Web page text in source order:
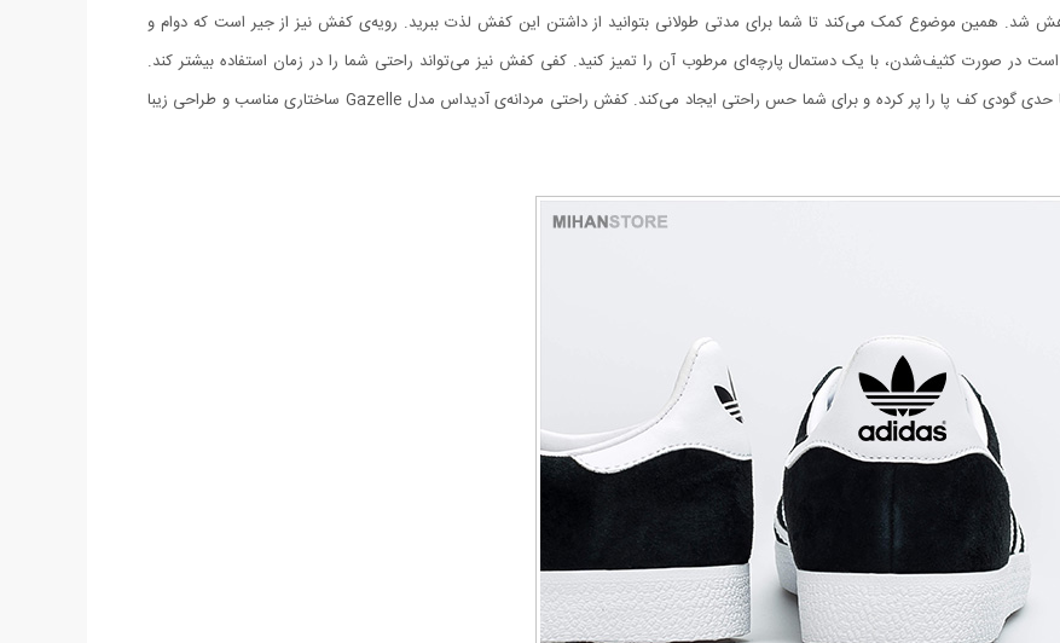
شد. همین موضوع کمک می‌کند تا شما برای مدتی طولانی بتوانید از داشتن این کفش لذت ببرید. رویه‌ی کفش نیز از جیر است که دوام و
در صورت کثیف‌شدن، با یک دستمال پارچه‌ای مرطوب آن را تمیز کنید. کفی کفش نیز می‌تواند راحتی شما را در زمان استفاده بیشتر کند.
درواقع این کفی ساختاری منعطف دارد و در زمان پوشیدن کفش تا حدی گودی کف پا را پر کرده و برای شما حس راحتی ایجاد می‌کند. کفش راحتی مردانه‌ی آدیداس مدل Gazelle ساختاری مناسب و طراحی زیبا